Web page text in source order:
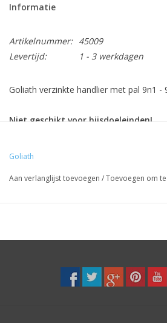
Informatie
Artikelnummer: 45009
Levertijd:
1 - 3 werkdagen
Goliath verzinkte handlier met pal 9n1 -
Niet geschikt voor hijsdoeleinden!
Goliath
Aan verlanglijst toevoegen /Toevoegen om